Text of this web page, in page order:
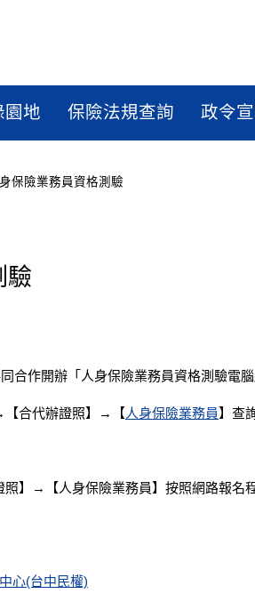
園地 保險法規查詢 政令
測驗
保險業務員資格測驗
驗
合作開辦「人身保險業務員資格測驗電腦
【合代辦證照】→【人身保險業務員】查
照】→【人身保險業務員】按照網路報名
心(台中民權)